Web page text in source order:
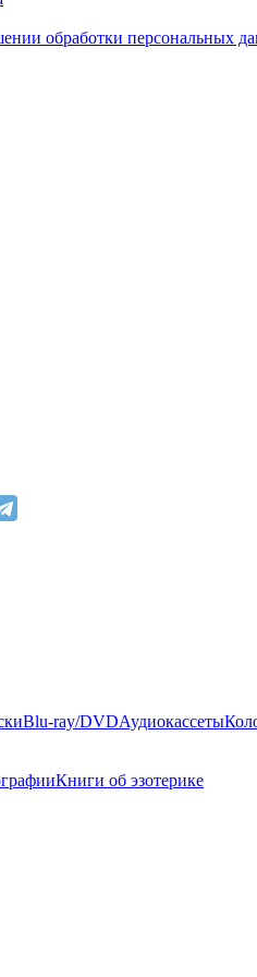
обработки персональных
Blu-ray/DVDАудиокассеты
Книги об эзотерике